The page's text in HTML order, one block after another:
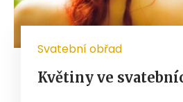
Svatební obřad
Květiny ve